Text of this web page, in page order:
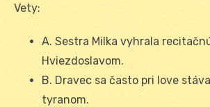
Vety:
A. Sestra Milka vyhrala
Hviezdoslavom.
B. Dravec sa často pri love
tyranom.